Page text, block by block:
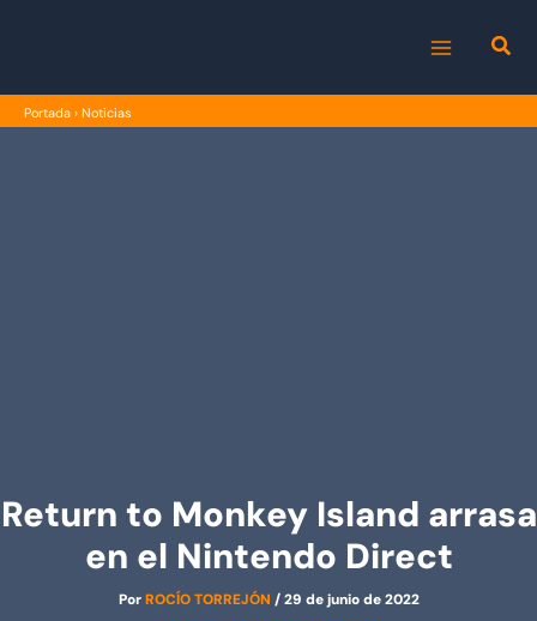
MENU
Portada › Noticias
Return to Monkey Island arrasa
en el Nintendo Direct
PorROCÍO TORREJÓN /29 de junio de 2022